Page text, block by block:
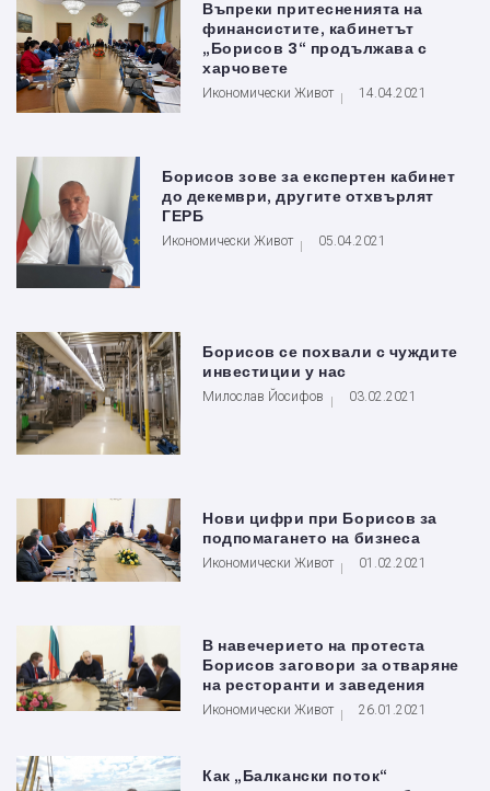
Въпреки притесненията на
финансистите, кабинетът
„Борисов 3“ продължава с
харчовете
Икономически Живот 14.04.2021
Борисов зове за експертен кабинет
до декември, другите отхвърлят
ГЕРБ
Икономически Живот 05.04.2021
Борисов се похвали с чуждите
инвестиции у нас
Милослав Йосифов 03.02.2021
Нови цифри при Борисов за
подпомагането на бизнеса
Икономически Живот 01.02.2021
В навечерието на протеста
Борисов заговори за отваряне
на ресторанти и заведения
Икономически Живот 26.01.2021
Как „Балкански поток“